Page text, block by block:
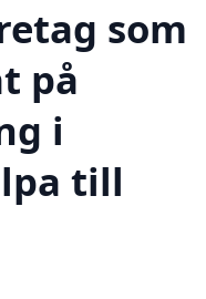
som
på
i
till